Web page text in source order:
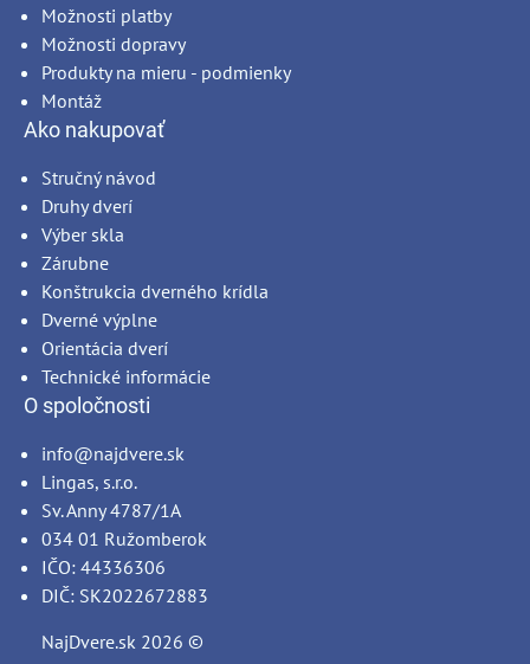
Možnosti platby
Možnosti dopravy
Produkty na mieru - podmienky
Montáž
Ako nakupovať
Stručný návod
Druhy dverí
Výber skla
Zárubne
Konštrukcia dverného krídla
Dverné výplne
Orientácia dverí
Technické informácie
O spoločnosti
info@najdvere.sk
Lingas, s.r.o.
Sv. Anny 4787/1A
034 01 Ružomberok
IČO: 44336306
DIČ: SK2022672883
NajDvere.sk 2026 ©